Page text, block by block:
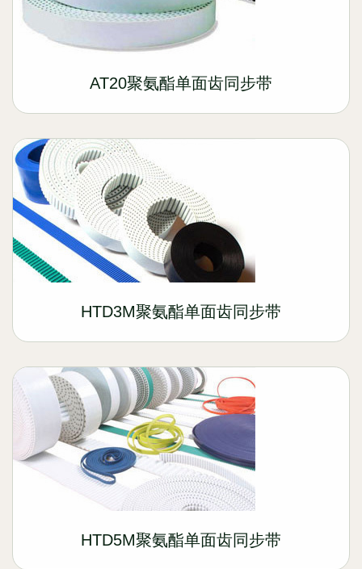
AT20聚氨酯单面齿同步带
HTD3M聚氨酯单面齿同步带
HTD5M聚氨酯单面齿同步带